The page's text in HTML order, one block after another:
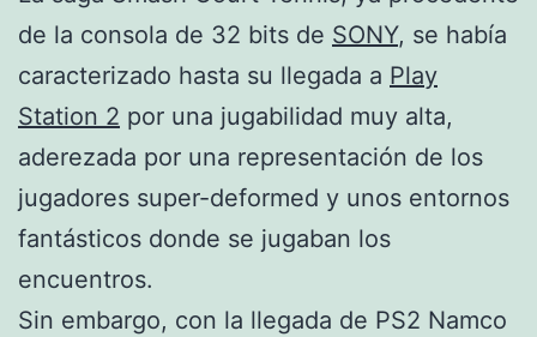
de la consola de 32 bits de SONY, se había
caracterizado hasta su llegada a Play
Station 2 por una jugabilidad muy alta,
aderezada por una representación de los
jugadores super-deformed y unos entornos
fantásticos donde se jugaban los
encuentros.
Sin embargo, con la llegada de PS2 Namco